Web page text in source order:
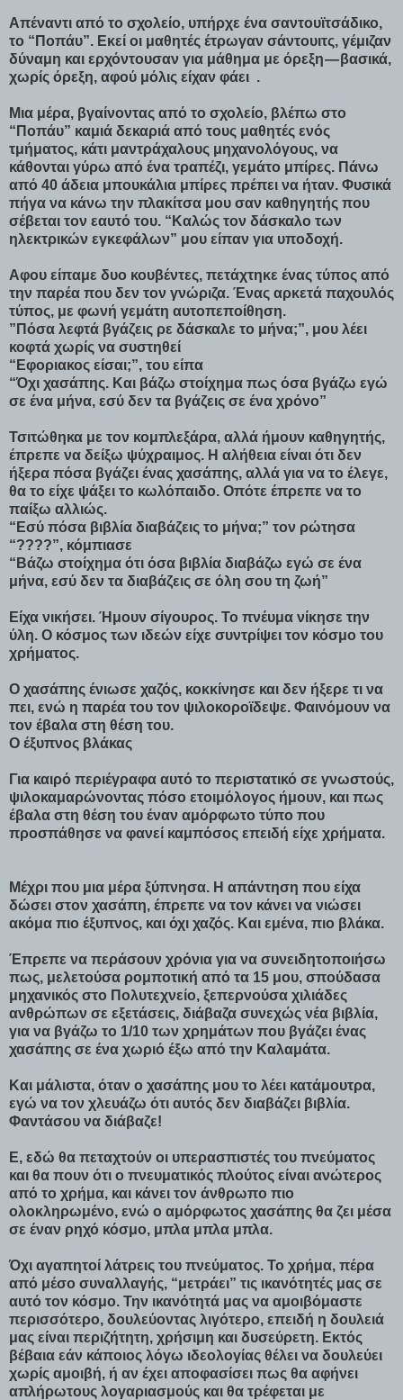
Απέναντι από το σχολείο, υπήρχε ένα σαντουϊτσάδικο,
το “Ποπάυ”. Εκεί οι μαθητές έτρωγαν σάντουιτς, γέμιζαν
δύναμη και ερχόντουσαν για μάθημα με όρεξη — βασικά,
χωρίς όρεξη, αφού μόλις είχαν φάει .
Μια μέρα, βγαίνοντας από το σχολείο, βλέπω στο
“Ποπάυ” καμιά δεκαριά από τους μαθητές ενός
τμήματος, κάτι μαντράχαλους μηχανολόγους, να
κάθονται γύρω από ένα τραπέζι, γεμάτο μπίρες. Πάνω
από 40 άδεια μπουκάλια μπίρες πρέπει να ήταν. Φυσικά
πήγα να κάνω την πλακίτσα μου σαν καθηγητής που
σέβεται τον εαυτό του. “Καλώς τον δάσκαλο των
ηλεκτρικών εγκεφάλων” μου είπαν για υποδοχή.
Αφου είπαμε δυο κουβέντες, πετάχτηκε ένας τύπος από
την παρέα που δεν τον γνώριζα. Ένας αρκετά παχουλός
τύπος, με φωνή γεμάτη αυτοπεποίθηση.
”Πόσα λεφτά βγάζεις ρε δάσκαλε το μήνα;”, μου λέει
κοφτά χωρίς να συστηθεί
“Εφοριακος είσαι;”, του είπα
“Όχι χασάπης. Και βάζω στοίχημα πως όσα βγάζω εγώ
σε ένα μήνα, εσύ δεν τα βγάζεις σε ένα χρόνο”
Τσιτώθηκα με τον κομπλεξάρα, αλλά ήμουν καθηγητής,
έπρεπε να δείξω ψύχραιμος. Η αλήθεια είναι ότι δεν
ήξερα πόσα βγάζει ένας χασάπης, αλλά για να το έλεγε,
θα το είχε ψάξει το κωλόπαιδο. Οπότε έπρεπε να το
παίξω αλλιώς.
“Εσύ πόσα βιβλία διαβάζεις το μήνα;” τον ρώτησα
“????”, κόμπιασε
“Βάζω στοίχημα ότι όσα βιβλία διαβάζω εγώ σε ένα
μήνα, εσύ δεν τα διαβάζεις σε όλη σου τη ζωή”
Είχα νικήσει. Ήμουν σίγουρος. Το πνέυμα νίκησε την
ύλη. Ο κόσμος των ιδεών είχε συντρίψει τον κόσμο του
χρήματος.
Ο χασάπης ένιωσε χαζός, κοκκίνησε και δεν ήξερε τι να
πει, ενώ η παρέα του τον ψιλοκοροϊδεψε. Φαινόμουν να
τον έβαλα στη θέση του.
Ο έξυπνος βλάκας
Για καιρό περιέγραφα αυτό το περιστατικό σε γνωστούς,
ψιλοκαμαρώνοντας πόσο ετοιμόλογος ήμουν, και πως
έβαλα στη θέση του έναν αμόρφωτο τύπο που
προσπάθησε να φανεί καμπόσος επειδή είχε χρήματα.
Μέχρι που μια μέρα ξύπνησα. Η απάντηση που είχα
δώσει στον χασάπη, έπρεπε να τον κάνει να νιώσει
ακόμα πιο έξυπνος, και όχι χαζός. Και εμένα, πιο βλάκα.
Έπρεπε να περάσουν χρόνια για να συνειδητοποιήσω
πως, μελετούσα ρομποτική από τα 15 μου, σπούδασα
μηχανικός στο Πολυτεχνείο, ξεπερνούσα χιλιάδες
ανθρώπων σε εξετάσεις, διάβαζα συνεχώς νέα βιβλία,
για να βγάζω το 1/10 των χρημάτων που βγάζει ένας
χασάπης σε ένα χωριό έξω από την Καλαμάτα.
Και μάλιστα, όταν ο χασάπης μου το λέει κατάμουτρα,
εγώ να τον χλευάζω ότι αυτός δεν διαβάζει βιβλία.
Φαντάσου να διάβαζε!
Ε, εδώ θα πεταχτούν οι υπερασπιστές του πνεύματος
και θα πουν ότι ο πνευματικός πλούτος είναι ανώτερος
από το χρήμα, και κάνει τον άνθρωπο πιο
ολοκληρωμένο, ενώ ο αμόρφωτος χασάπης θα ζει μέσα
σε έναν ρηχό κόσμο, μπλα μπλα μπλα.
Όχι αγαπητοί λάτρεις του πνεύματος. Το χρήμα, πέρα
από μέσο συναλλαγής, “μετράει” τις ικανότητές μας σε
αυτό τον κόσμο. Την ικανότητά μας να αμοιβόμαστε
περισσότερο, δουλεύοντας λιγότερο, επειδή η δουλειά
μας είναι περιζήτητη, χρήσιμη και δυσεύρετη. Εκτός
βέβαια εάν κάποιος λόγω ιδεολογίας θέλει να δουλεύει
χωρίς αμοιβή, ή αν έχει αποφασίσει πως θα αφήνει
απλήρωτους λογαριασμούς και θα τρέφεται με